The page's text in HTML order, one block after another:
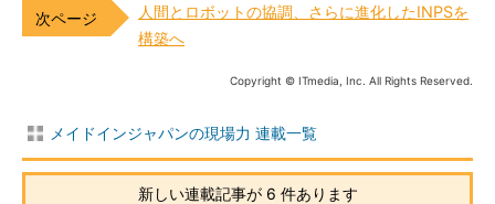
人間とロボットの協調、さらに進化したINPSを
構築へ
Copyright © ITmedia, Inc. All Rights Reserved.
メイドインジャパンの現場力 連載一覧
新しい連載記事が 6 件あります